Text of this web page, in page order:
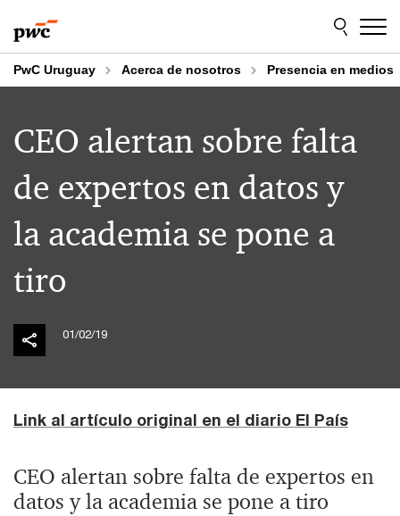
to
content
to
footer
PwC Uruguay Acerca de nosotros Presencia en medios
CEO alertan sobre falta
de expertos en datos y
la academia se pone a
tiro
01/02/19
Link al artículo original en el diario El País
CEO alertan sobre falta de expertos en
datos y la academia se pone a tiro